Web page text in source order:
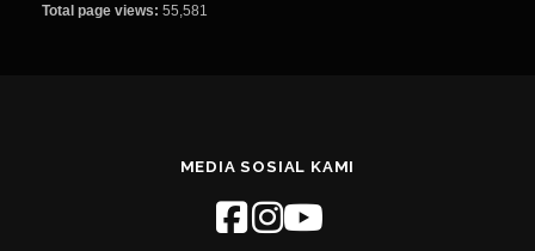
Total page views: 55,581
MEDIA SOSIAL KAMI